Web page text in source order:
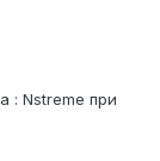
: Nstreme при